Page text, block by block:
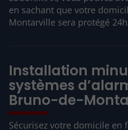
en sachant que votre
Montarville sera protégé
Installation
systèmes
Bruno-de-
Sécurisez votre domicile en